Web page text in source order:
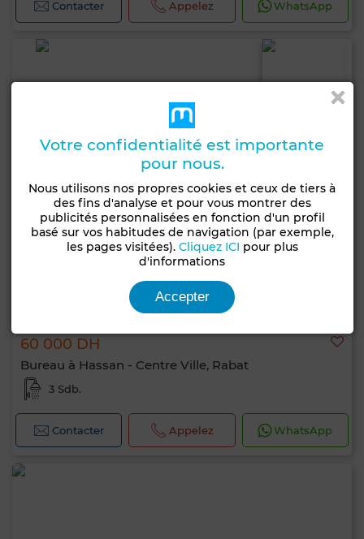
Contacter Appelez WhatsApp
60 000 DH
Bureau à Hassan - Centre Ville, Rabat
3 Sdb.
Contacter Appelez WhatsApp
Votre confidentialité est importante
pour nous.
Nous utilisons nos propres cookies et ceux de tiers à
des fins d'analyse et pour vous montrer des
publicités personnalisées en fonction d'un profil
basé sur vos habitudes de navigation (par exemple,
les pages visitées). Cliquez ICI pour plus
d'informations
Accepter